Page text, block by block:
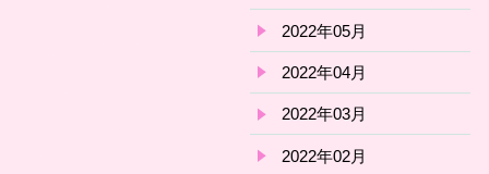
2022年05月
2022年04月
2022年03月
2022年02月